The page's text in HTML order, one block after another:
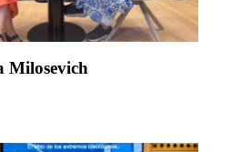
Milosevich